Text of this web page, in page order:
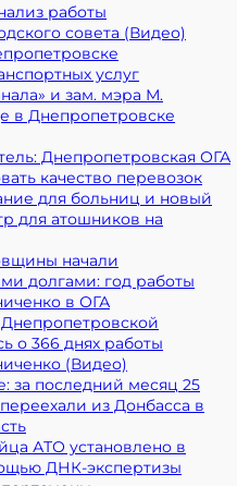
работы
совета (Видео)
услуг
и зам. мэра М.
в Днепропетровске
Днепропетровская ОГА
качество перевозок
для больниц и новый
для атошников на
начали
долгами: год работы
в ОГА
о 366 днях работы
(Видео)
за последний месяц 25
из Донбасса в
АТО установлено в
ДНК-экспертизы